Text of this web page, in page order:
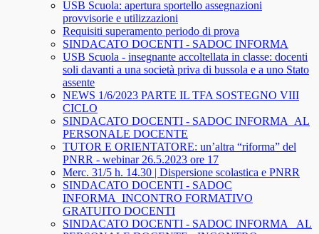
USB Scuola: apertura sportello assegnazioni
provvisorie e utilizzazioni
Requisiti superamento periodo di prova
SINDACATO DOCENTI - SADOC INFORMA
USB Scuola - insegnante accoltellata in classe: docenti
soli davanti a una società priva di bussola e a uno Stato
assente
NEWS 1/6/2023 PARTE IL TFA SOSTEGNO VIII
CICLO
SINDACATO DOCENTI - SADOC INFORMA_AL
PERSONALE DOCENTE
TUTOR E ORIENTATORE: un’altra “riforma” del
PNRR - webinar 26.5.2023 ore 17
Merc. 31/5 h. 14.30 | Dispersione scolastica e PNRR
SINDACATO DOCENTI - SADOC
INFORMA_INCONTRO FORMATIVO
GRATUITO DOCENTI
SINDACATO DOCENTI - SADOC INFORMA_ AL